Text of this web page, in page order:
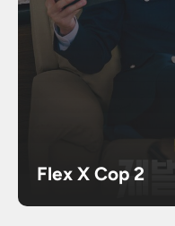
Flex X Cop 2